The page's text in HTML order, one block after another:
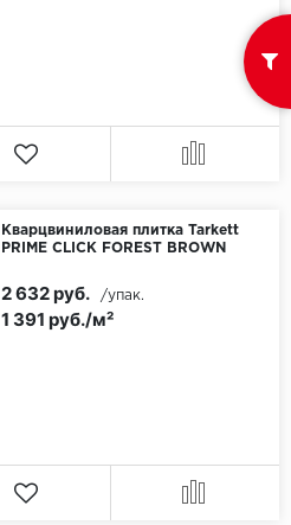
Кварцвиниловая плитка Tarkett
PRIME CLICK FOREST BROWN
1 391 руб./м²
2 632 руб. /упак.